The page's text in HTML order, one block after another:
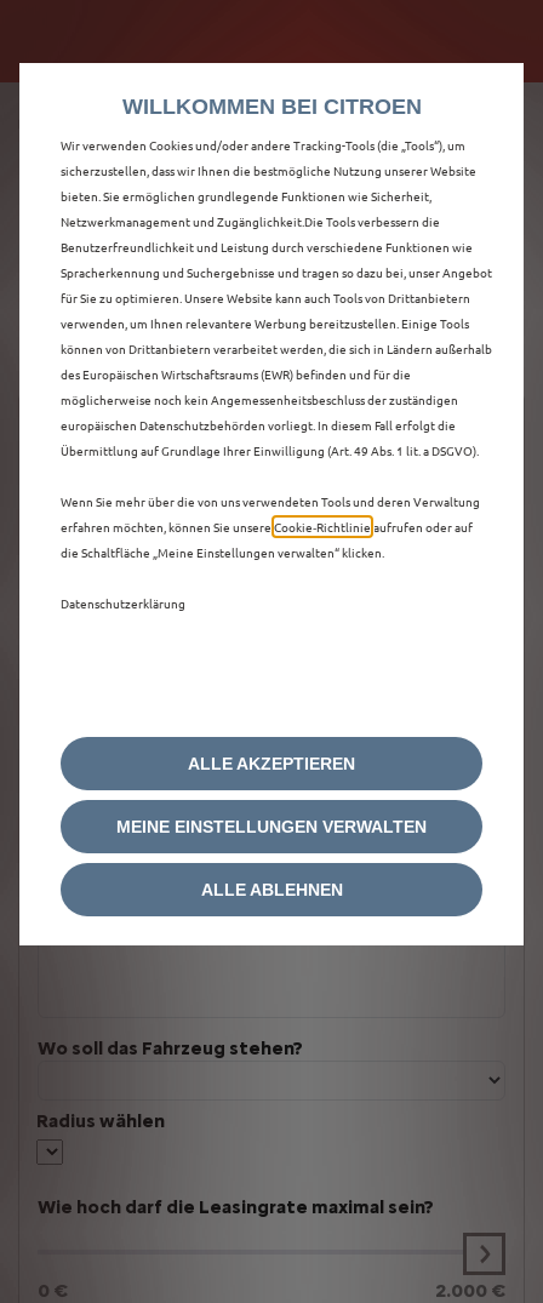
ENTDECKEN SIE ALLE
C5 X IN HILDEN
Welches Fahrzeug möchten Sie?
Wo soll das Fahrzeug stehen?
Radius wählen
Wie hoch darf die Leasingrate maximal sein?
0 € 2.000 €
WILLKOMMEN BEI CITROEN
Wir verwenden Cookies und/oder andere Tracking-Tools (die „Tools“), um
sicherzustellen, dass wir Ihnen die bestmögliche Nutzung unserer Website
bieten. Sie ermöglichen grundlegende Funktionen wie Sicherheit,
Netzwerkmanagement und Zugänglichkeit.Die Tools verbessern die
Benutzerfreundlichkeit und Leistung durch verschiedene Funktionen wie
Spracherkennung und Suchergebnisse und tragen so dazu bei, unser Angebot
für Sie zu optimieren. Unsere Website kann auch Tools von Drittanbietern
verwenden, um Ihnen relevantere Werbung bereitzustellen. Einige Tools
können von Drittanbietern verarbeitet werden, die sich in Ländern außerhalb
des Europäischen Wirtschaftsraums (EWR) befinden und für die
möglicherweise noch kein Angemessenheitsbeschluss der zuständigen
europäischen Datenschutzbehörden vorliegt. In diesem Fall erfolgt die
Übermittlung auf Grundlage Ihrer Einwilligung (Art. 49 Abs. 1 lit. a DSGVO).
Wenn Sie mehr über die von uns verwendeten Tools und deren Verwaltung
erfahren möchten, können Sie unsere Cookie‑Richtlinie aufrufen oder auf
die Schaltfläche „Meine Einstellungen verwalten“ klicken.
Datenschutzerklärung
MEINE EINSTELLUNGEN VERWALTEN
ALLE AKZEPTIEREN
ALLE ABLEHNEN